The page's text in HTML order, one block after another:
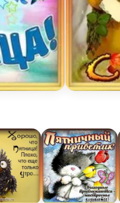
и цветами Открытка